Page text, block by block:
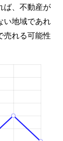
ば、不動産が
い地域であれ
売れる可能性